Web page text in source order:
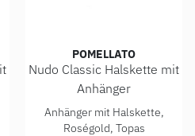
mit Anhänger, Ref:
POMELLATO
Nudo Classic Halskette mit
Anhänger
Pomellato Nudo Classic
Anhänger mit Halskette,
Roségold, Topas